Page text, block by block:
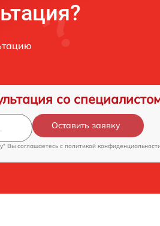
со
Оставить заявку
Вы соглашаетесь c политикой конфиденциальности